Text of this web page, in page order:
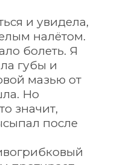
и увидела,
налётом.
болеть. Я
губы и
мазью от
Но
значит,
после